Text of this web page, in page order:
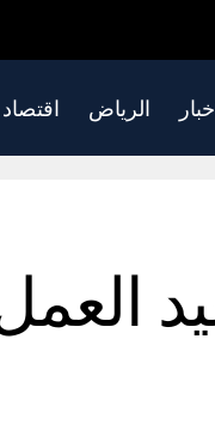
الرياض اقتصاد